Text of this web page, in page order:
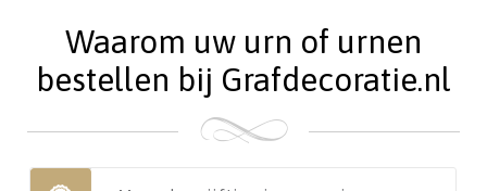
Waarom uw urn of urnen
bestellen bij Grafdecoratie.nl